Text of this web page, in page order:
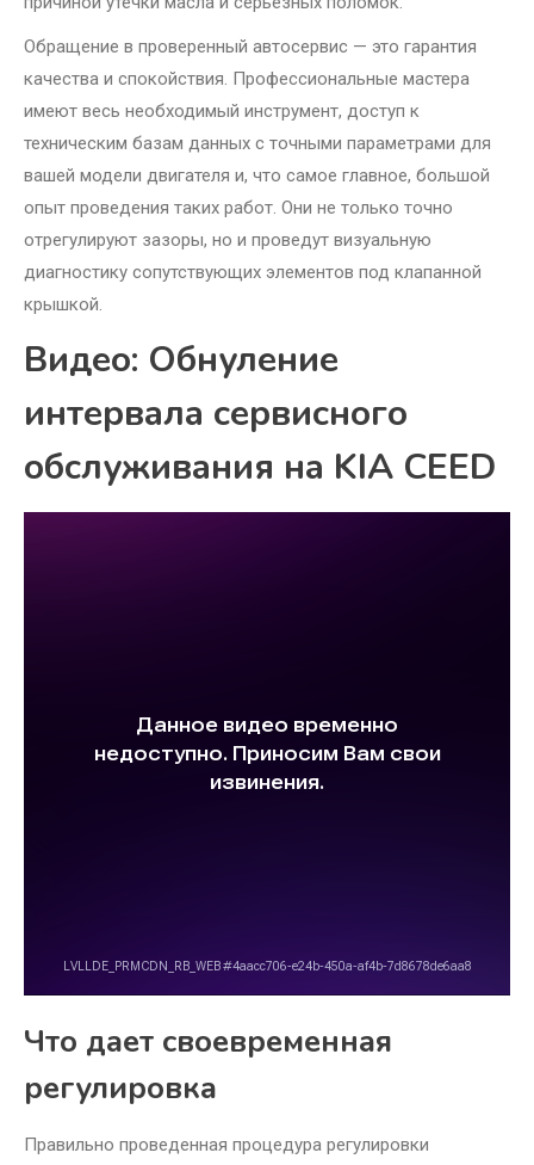
Обращение в проверенный автосервис — это гарантия
качества и спокойствия. Профессиональные мастера
имеют весь необходимый инструмент, доступ к
техническим базам данных с точными параметрами для
вашей модели двигателя и, что самое главное, большой
опыт проведения таких работ. Они не только точно
отрегулируют зазоры, но и проведут визуальную
диагностику сопутствующих элементов под клапанной
крышкой.
Видео: Обнуление
интервала сервисного
обслуживания на KIA CEED
Что дает своевременная
регулировка
Правильно проведенная процедура регулировки